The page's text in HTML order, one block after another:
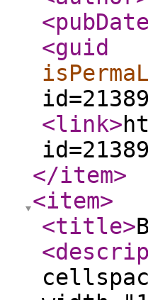
<pubDate
<guid
<link>
</item>
<item>
<title>